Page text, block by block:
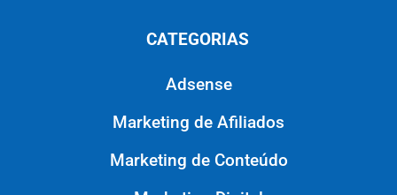
CATEGORIAS
Adsense
Marketing de Afiliados
Marketing de Conteúdo